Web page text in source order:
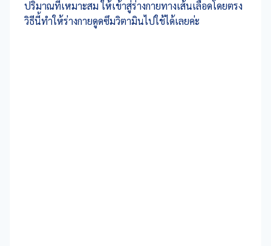
ปริมาณที่เหมาะสม ให้เข้าสู่ร่างกายทางเส้นเลือดโดยตรง
วิธีนี้ทำให้ร่างกายดูดซึมวิตามินไปใช้ได้เลยค่ะ